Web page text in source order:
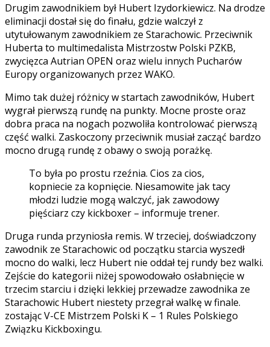
Drugim zawodnikiem był Hubert Izydorkiewicz. Na drodze
eliminacji dostał się do finału, gdzie walczył z
utytułowanym zawodnikiem ze Starachowic. Przeciwnik
Huberta to multimedalista Mistrzostw Polski PZKB,
zwycięzca Autrian OPEN oraz wielu innych Pucharów
Europy organizowanych przez WAKO.
Mimo tak dużej różnicy w startach zawodników, Hubert
wygrał pierwszą rundę na punkty. Mocne proste oraz
dobra praca na nogach pozwoliła kontrolować pierwszą
część walki. Zaskoczony przeciwnik musiał zacząć bardzo
mocno drugą rundę z obawy o swoją porażkę.
To była po prostu rzeźnia. Cios za cios,
kopniecie za kopnięcie. Niesamowite jak tacy
młodzi ludzie mogą walczyć, jak zawodowy
pięściarz czy kickboxer – informuje trener.
Druga runda przyniosła remis. W trzeciej, doświadczony
zawodnik ze Starachowic od początku starcia wyszedł
mocno do walki, lecz Hubert nie oddał tej rundy bez walki.
Zejście do kategorii niżej spowodowało osłabnięcie w
trzecim starciu i dzięki lekkiej przewadze zawodnika ze
Starachowic Hubert niestety przegrał walkę w finale.
zostając V-CE Mistrzem Polski K – 1 Rules Polskiego
Związku Kickboxingu.